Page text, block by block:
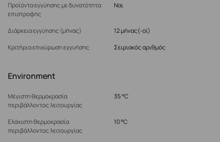
Προϊόντα εγγύησης με δυνατότητα
επιστροφής
Ναι
Διάρκεια εγγύησης (μήνας)
12 μήνας(-οί)
Κριτήρια επικύρωση εγγυήσης
Σειριακός αριθμός
Environment
Μέγιστη θερμοκρασία
περιβάλλοντος λειτουργίας
35 °C
Ελάχιστη θερμοκρασία
περιβάλλοντος λειτουργίας
10 °C